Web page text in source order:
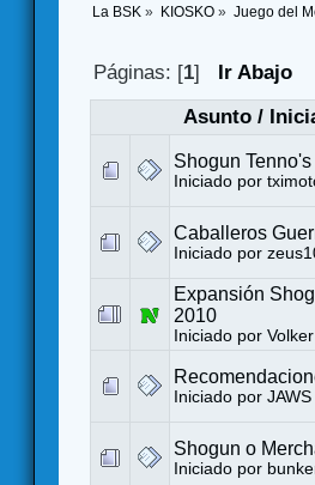
La BSK » KIOSKO» Juego del
Páginas: [1]
Ir Abajo
Asunto/
Shogun
Iniciado por
Caballeros
Iniciado por
Expansión
2010
Iniciado por Volker
Iniciado por JAWS
Shogun o
Iniciado por